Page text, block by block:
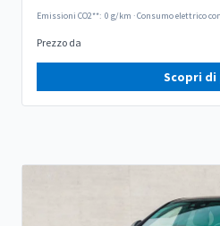
Emissioni CO2**: 0 g/km ·Consumo elettrico
Prezzo da
Scopri di